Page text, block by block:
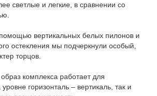
светлые и легкие, в сравнении со
вертикальных белых пилонов и
остекления мы подчеркнули особый,
торцов.
образ комплекса работает для
горизонталь – вертикаль, так и